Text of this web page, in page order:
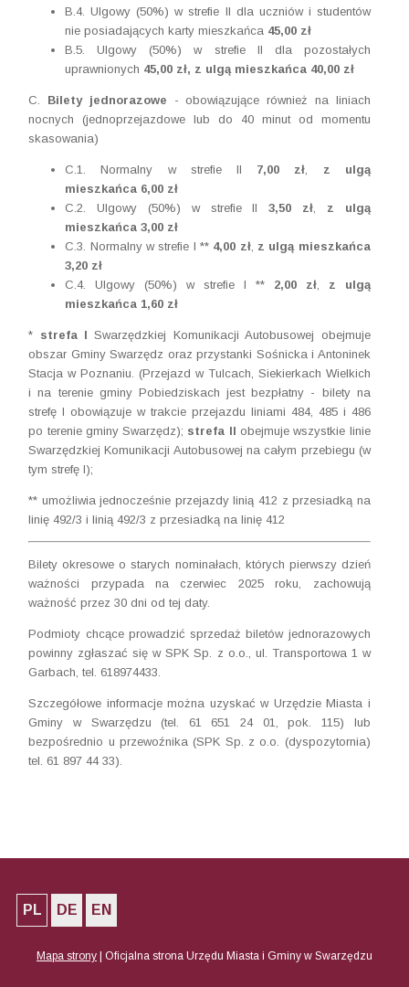
B.4.Ulgowy (50%) w strefie II dla uczniów i studentów
nie posiadających karty mieszkańca 45,00 zł
B.5. Ulgowy (50%) w strefie II dla pozostałych
uprawnionych 45,00 zł, z ulgą mieszkańca 40,00 zł
C. Bilety jednorazowe - obowiązujące również na liniach
nocnych (jednoprzejazdowe lub do 40 minut od momentu
skasowania)
C.1.Normalny w strefie II 7,00 zł
z ulgą
mieszkańca 6,00 zł
C.2.Ulgowy (50%) w strefie II3,50 zł
z ulgą
mieszkańca3,00 zł
C.3. Normalny w strefie I ** 4,00 zł, z ulgą mieszkańca
3,20 zł
C.4.Ulgowy (50%) w strefie I ** 2,00 zł, z ulgą
mieszkańca 1,60 zł
* strefa I Swarzędzkiej Komunikacji Autobusowej obejmuje
obszar Gminy Swarzędz oraz przystanki Sośnicka i Antoninek
Stacja w Poznaniu. (Przejazd w Tulcach, Siekierkach Wielkich
i na terenie gminy Pobiedziskach jest bezpłatny - bilety na
strefę I obowiązuje w trakcie przejazdu liniami 484, 485 i 486
po terenie gminy Swarzędz); strefa II obejmuje wszystkie linie
Swarzędzkiej Komunikacji Autobusowej na całym przebiegu (w
tym strefę I);
** umożliwia jednocześnie przejazdy linią 412 z przesiadką na
linię 492/3 i linią 492/3 z przesiadką na linię 412
Bilety okresowe o starych nominałach, których pierwszy dzień
ważności przypada na czerwiec 2025 roku, zachowują
ważność przez 30 dni od tej daty.
Podmioty chcące prowadzić sprzedaż biletów jednorazowych
powinny zgłaszać się w SPK Sp. z o.o., ul. Transportowa 1 w
Garbach, tel. 618974433.
Szczegółowe informacje można uzyskać w Urzędzie Miasta i
Gminy w Swarzędzu (tel. 61 651 24 01, pok. 115) lub
bezpośrednio u przewoźnika (SPK Sp. z o.o. (dyspozytornia)
tel. 61 897 44 33).
PL DE EN
Mapa strony Oficjalna strona Urzędu Miasta i Gminy w Swarzędzu